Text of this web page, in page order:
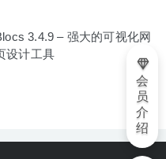
3.4.9 – 强大的可视化网
设计工具
会
员
介
绍